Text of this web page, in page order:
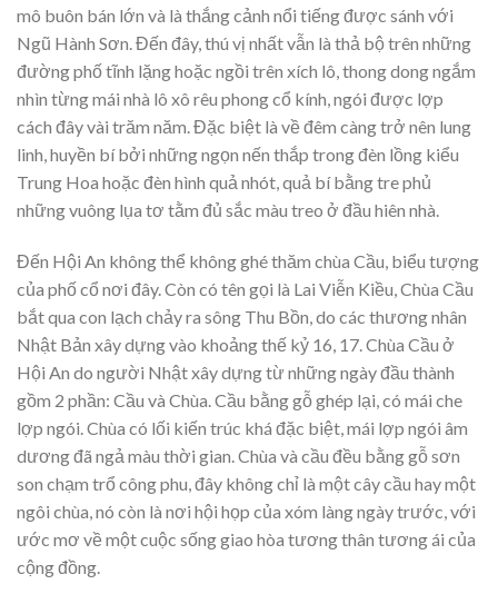
mô buôn bán lớn và là thắng cảnh nổi tiếng được sánh với
Ngũ Hành Sơn. Đến đây, thú vị nhất vẫn là thả bộ trên những
đường phố tĩnh lặng hoặc ngồi trên xích lô, thong dong ngắm
nhìn từng mái nhà lô xô rêu phong cổ kính, ngói được lợp
cách đây vài trăm năm. Đặc biệt là về đêm càng trở nên lung
linh, huyền bí bởi những ngọn nến thắp trong đèn lồng kiểu
Trung Hoa hoặc đèn hình quả nhót, quả bí bằng tre phủ
những vuông lụa tơ tằm đủ sắc màu treo ở đầu hiên nhà.
Đến Hội An không thể không ghé thăm chùa Cầu, biểu tượng
của phố cổ nơi đây. Còn có tên gọi là Lai Viễn Kiều, Chùa Cầu
bắt qua con lạch chảy ra sông Thu Bồn, do các thương nhân
Nhật Bản xây dựng vào khoảng thế kỷ 16, 17. Chùa Cầu ở
Hội An do người Nhật xây dựng từ những ngày đầu thành
gồm 2 phần: Cầu và Chùa. Cầu bằng gỗ ghép lại, có mái che
lợp ngói. Chùa có lối kiến trúc khá đặc biệt, mái lợp ngói âm
dương đã ngả màu thời gian. Chùa và cầu đều bằng gỗ sơn
son chạm trổ công phu, đây không chỉ là một cây cầu hay một
ngôi chùa, nó còn là nơi hội họp của xóm làng ngày trước, với
ước mơ về một cuộc sống giao hòa tương thân tương ái của
cộng đồng.